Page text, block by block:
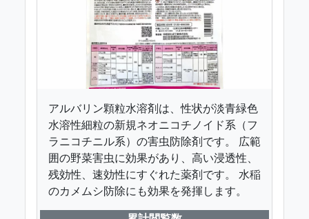
アルバリン顆粒水溶剤は、性状が淡青緑色
水溶性細粒の新規ネオニコチノイド系（フ
ラニコチニル系）の害虫防除剤です。 広範
囲の野菜害虫に効果があり、高い浸透性、
残効性、速効性にすぐれた薬剤です。 水稲
のカメムシ防除にも効果を発揮します。